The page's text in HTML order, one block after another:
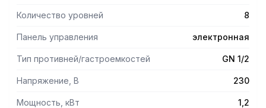
(GN1/2) поставляются по отдельному заказу.
Количество уровней 8
Панель управления электронная
Тип противней/гастроемкостей GN 1/2
Напряжение, В 230
Мощность, кВт 1,2